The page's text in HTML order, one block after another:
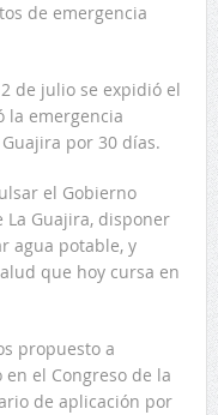
de emergencia
de julio se expidió el
la emergencia
por 30 días.
el Gobierno
La Guajira, disponer
agua potable, y
que hoy cursa en
propuesto a
el Congreso de la
de aplicación por